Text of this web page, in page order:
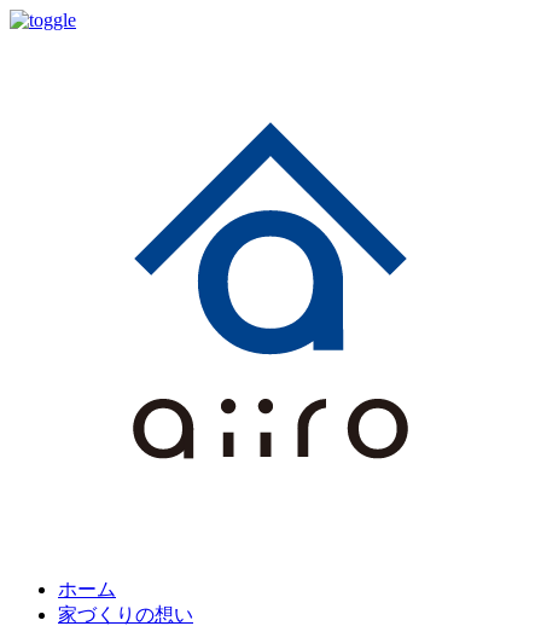
ホーム
家づくりの想い